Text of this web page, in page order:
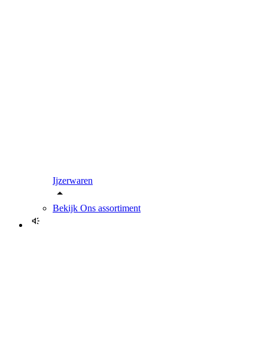
Ijzerwaren
Bekijk Ons assortiment